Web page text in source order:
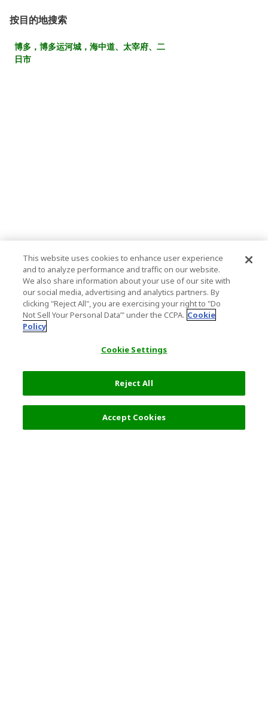
按目的地搜索
博多，博多运河城，海中道、太宰府、二
日市
This website uses cookies to enhance user experience
and to analyze performance and traffic on our website.
We also share information about your use of our site with
our social media, advertising and analytics partners. By
clicking "Reject All", you are exercising your right to "Do
Not Sell Your Personal Data’" under the CCPA. Cookie
Policy
Cookie Settings
Reject All
Accept Cookies